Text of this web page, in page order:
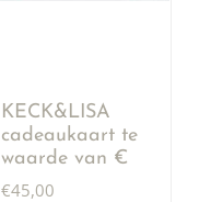
KECK&LISA
cadeaukaart te
waarde van €
50,00
€45,00